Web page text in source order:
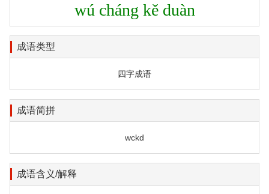
wú cháng kě duàn
成语类型
四字成语
成语简拼
wckd
成语含义/解释